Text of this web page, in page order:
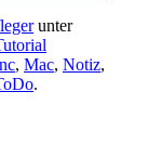
unter
, Mac, Notiz,
.